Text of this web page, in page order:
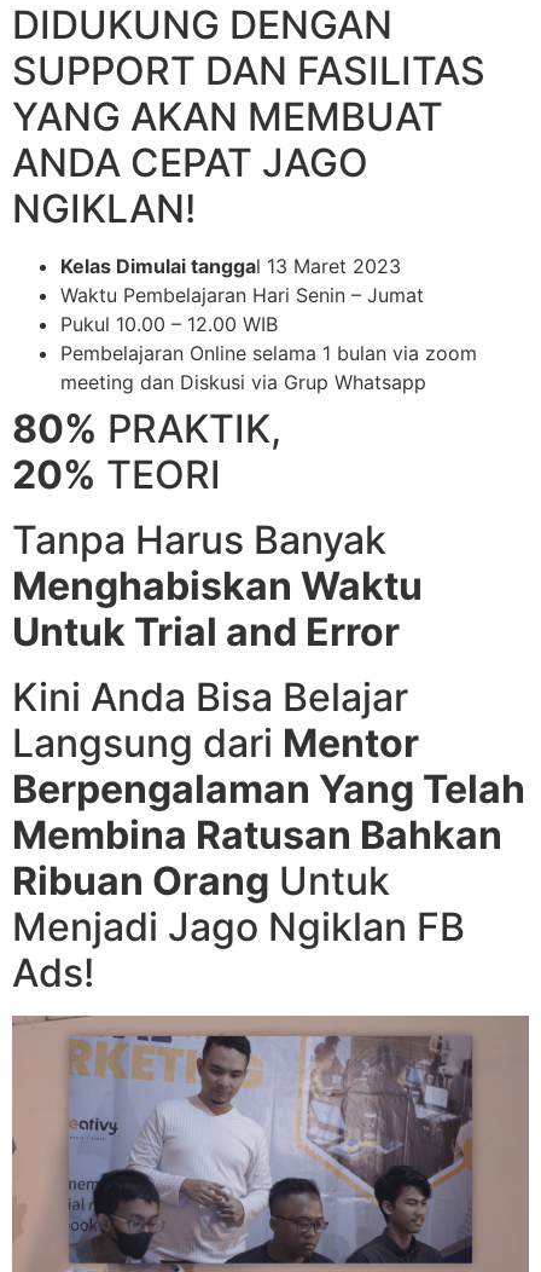
DIDUKUNG DENGAN
SUPPORT DAN FASILITAS
YANG AKAN MEMBUAT
ANDA CEPAT JAGO
NGIKLAN!
Kelas Dimulai tanggal 13 Maret 2023
Waktu Pembelajaran Hari Senin – Jumat
Pukul 10.00 – 12.00 WIB
Pembelajaran Online selama 1 bulan via zoom
meeting dan Diskusi via Grup Whatsapp
80% PRAKTIK,
20% TEORI
Tanpa Harus Banyak
Menghabiskan Waktu
Untuk Trial and Error
Kini Anda Bisa Belajar
Langsung dari Mentor
Berpengalaman Yang Telah
Membina Ratusan Bahkan
Ribuan Orang Untuk
Menjadi Jago Ngiklan FB
Ads!